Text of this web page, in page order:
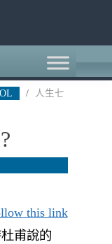
/
人生七
this link
甫說的